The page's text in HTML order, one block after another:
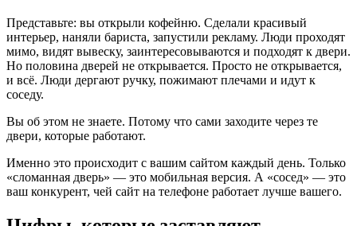
Представьте: вы открыли кофейню. Сделали красивый
интерьер, наняли бариста, запустили рекламу. Люди проходят
мимо, видят вывеску, заинтересовываются и подходят к двери.
Но половина дверей не открывается. Просто не открывается,
и всё. Люди дергают ручку, пожимают плечами и идут к
соседу.
Вы об этом не знаете. Потому что сами заходите через те
двери, которые работают.
Именно это происходит с вашим сайтом каждый день. Только
«сломанная дверь» — это мобильная версия. А «сосед» — это
ваш конкурент, чей сайт на телефоне работает лучше вашего.